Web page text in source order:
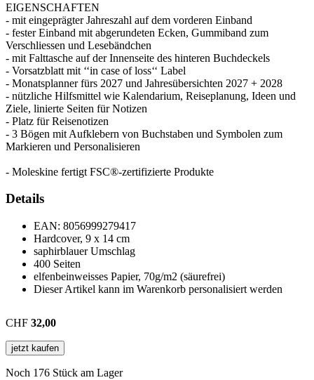
EIGENSCHAFTEN
- mit eingeprägter Jahreszahl auf dem vorderen Einband
- fester Einband mit abgerundeten Ecken, Gummiband zum
Verschliessen und Lesebändchen
- mit Falttasche auf der Innenseite des hinteren Buchdeckels
- Vorsatzblatt mit ‘‘in case of loss‘‘ Label
- Monatsplanner fürs 2027 und Jahresübersichten 2027 + 2028
- nützliche Hilfsmittel wie Kalendarium, Reiseplanung, Ideen und
Ziele, linierte Seiten für Notizen
- Platz für Reisenotizen
- 3 Bögen mit Aufklebern von Buchstaben und Symbolen zum
Markieren und Personalisieren
- Moleskine fertigt FSC®-zertifizierte Produkte
Details
EAN: 8056999279417
Hardcover, 9 x 14 cm
saphirblauer Umschlag
400 Seiten
elfenbeinweisses Papier, 70g/m2 (säurefrei)
Dieser Artikel kann im Warenkorb personalisiert werden
CHF 32,00
jetzt kaufen
Noch 176 Stück am Lager